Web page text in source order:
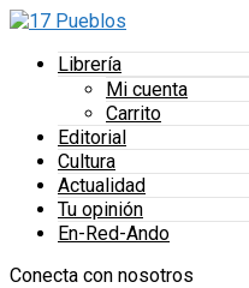
Librería
Mi cuenta
Carrito
Editorial
Cultura
Actualidad
Tu opinión
En-Red-Ando
Conecta con nosotros